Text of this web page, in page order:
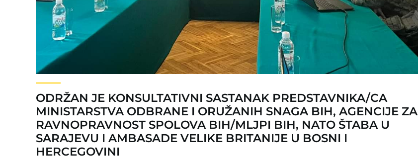
ODRŽAN JE KONSULTATIVNI SASTANAK PREDSTAVNIKA/CA
MINISTARSTVA ODBRANE I ORUŽANIH SNAGA BIH, AGENCIJE ZA
RAVNOPRAVNOST SPOLOVA BIH/MLJPI BIH, NATO ŠTABA U
SARAJEVU I AMBASADE VELIKE BRITANIJE U BOSNI I
HERCEGOVINI